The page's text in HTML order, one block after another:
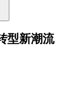
型新潮流